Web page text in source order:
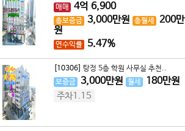
매매
4억 6,900
총보증금 3,000만원 총월세 200만
원
연수익률 5.47%
[10306] 탕정 5층 학원 사무실 추천..
보증금
3,000만원 월세 180만원
주차1.15